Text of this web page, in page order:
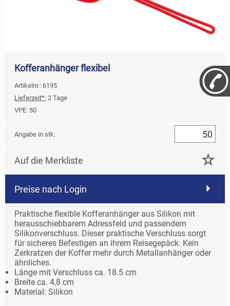
Kofferanhänger flexibel
Artikelnr.: 6195
Lieferzeit*: 2 Tage
VPE: 50
Angabe in stk:
Auf die Merkliste
Preise nach Login
Praktische flexible Kofferanhänger aus Silikon mit
herausschiebbarem Adressfeld und passendem
Silikonverschluss. Dieser praktische Verschluss sorgt
für sicheres Befestigen an ihrem Reisegepäck. Kein
Zerkratzen der Koffer mehr durch Metallanhänger oder
ähnliches.
Länge mit Verschluss ca. 18.5 cm
Breite ca. 4,8 cm
Material: Silikon